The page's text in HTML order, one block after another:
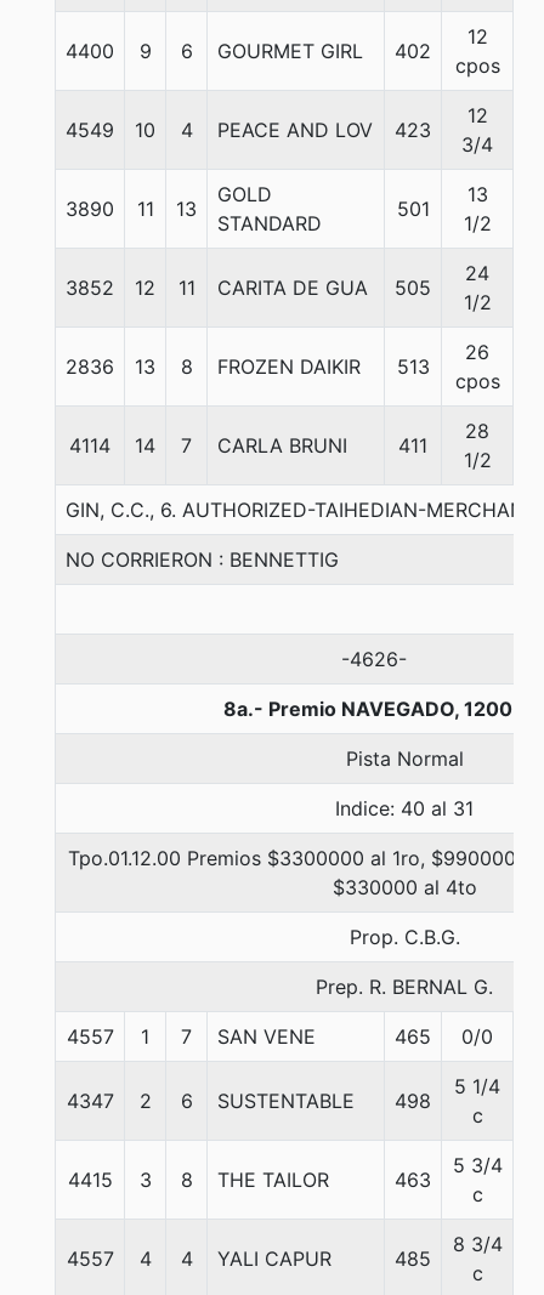
4400 9 6 GOURMET GIRL 402
12
cpos
4549 10 4 PEACE AND LOV 423
12
3/4
3890 11 13
GOLD
STANDARD
501
13
1/2
3852 12 11 CARITA DE GUA 505
24
1/2
2836 13 8 FROZEN DAIKIR 513
26
cpos
4114 14 7 CARLA BRUNI 411
28
1/2
GIN, C.C., 6. AUTHORIZED-TAIHEDIAN-MERCHANT
NO CORRIERON : BENNETTIG
-4626-
8a.- Premio NAVEGADO, 1200
Pista Normal
Indice: 40 al 31
Tpo.01.12.00 Premios $3300000 al 1ro, $990000
$330000 al 4to
Prop. C.B.G.
Prep. R. BERNAL G.
4557 1 7 SAN VENE 465 0/0
4347 2 6 SUSTENTABLE 498
5 1/4
c
4415 3 8 THE TAILOR 463
5 3/4
c
4557 4 4 YALI CAPUR 485
8 3/4
c